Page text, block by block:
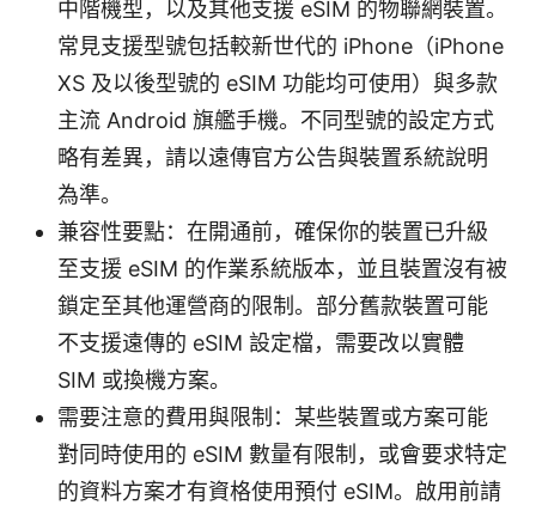
中階機型，以及其他支援 eSIM 的物聯網裝置。
常見支援型號包括較新世代的 iPhone（iPhone
XS 及以後型號的 eSIM 功能均可使用）與多款
主流 Android 旗艦手機。不同型號的設定方式
略有差異，請以遠傳官方公告與裝置系統說明
為準。
兼容性要點：在開通前，確保你的裝置已升級
至支援 eSIM 的作業系統版本，並且裝置沒有被
鎖定至其他運營商的限制。部分舊款裝置可能
不支援遠傳的 eSIM 設定檔，需要改以實體
SIM 或換機方案。
需要注意的費用與限制：某些裝置或方案可能
對同時使用的 eSIM 數量有限制，或會要求特定
的資料方案才有資格使用預付 eSIM。啟用前請